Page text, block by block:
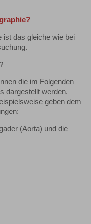
ist das gleiche wie bei
die im Folgenden
dargestellt werden.
geben dem
(Aorta) und die